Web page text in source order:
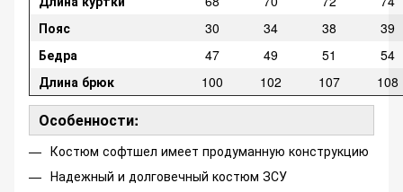
Пояс
30 34 38
39
Бедра
47 49 51
54
Длина брюк
100 102 107 108
Особенности:
Костюм софтшел имеет продуманную конструкцию
Надежный и долговечный костюм ЗСУ